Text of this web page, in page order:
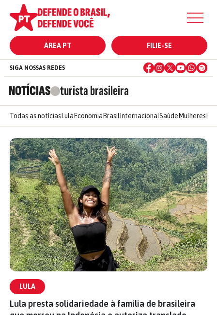
ÁREA PT FILIE-SE
NOTÍCIAS turista brasileira
SIGA NOSSAS REDES
Todas as notícias Lula Economia Brasil InternacionalSaúde Mulheres
LULA
Lula presta solidariedade à família de brasileira